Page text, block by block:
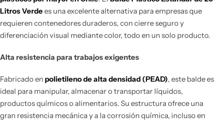
Litros Verdees una excelente alternativa para empresas que
requieren contenedores duraderos, con cierre seguro y
diferenciación visual mediante color, todo en un solo producto.
Alta resistencia para trabajos exigentes
Fabricado en polietileno de alta densidad (PEAD), este balde es
ideal para manipular, almacenar o transportar líquidos,
productos químicos o alimentarios. Su estructura ofrece una
gran resistencia mecánica y a la corrosión química, incluso en